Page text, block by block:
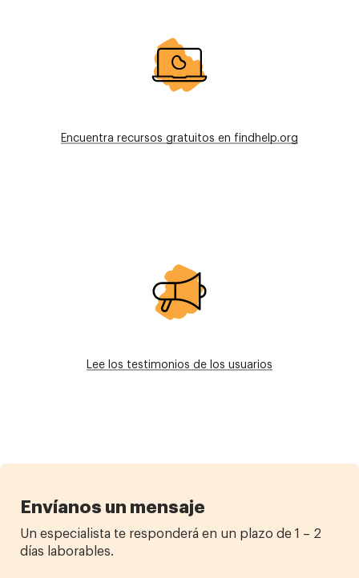
Imagen
Encuentra recursos gratuitos en findhelp.org
Imagen
Lee los testimonios de los usuarios
Envíanos un mensaje
Un especialista te responderá en un plazo de 1 – 2
días laborables.